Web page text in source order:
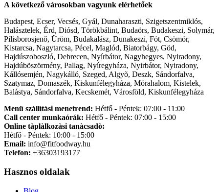
A következő városokban vagyunk elérhetőek
Budapest, Ecser, Vecsés, Gyál, Dunaharaszti, Szigetszentmiklós,
Halásztelek, Érd, Diósd, Törökbálint, Budaörs, Budakeszi, Solymár,
Pilisborosjenő, Üröm, Budakalász, Dunakeszi, Fót, Csömör,
Kistarcsa, Nagytarcsa, Pécel, Maglód, Biatorbágy, Göd,
Hajdúszoboszló, Debrecen, Nyírbátor, Nagyhegyes, Nyiradony,
Hajdúböszörmény, Pallag, Nyíregyháza, Nyirbátor, Nyiradony,
Kállósemjén, Nagykálló, Szeged, Algyõ, Deszk, Sándorfalva,
Szatymaz, Domaszék, Kiskunfélegyháza, Mórahalom, Kistelek,
Balástya, Sándorfalva, Kecskemét, Városföld, Kiskunfélegyháza
Menü szállítási menetrend: Hétfő - Péntek: 07:00 - 11:00
Call center munkaórák: Hétfő - Péntek: 07:00 - 15:00
Online tàplàlkozàsi tanàcsadò:
Hétfő - Péntek: 10:00 - 15:00
Email: info@fitfoodway.hu
Telefon: +36303193177
Hasznos oldalak